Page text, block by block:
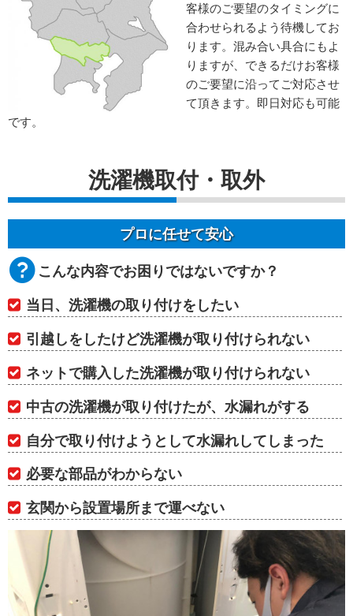
客様のご要望のタイミングに
合わせられるよう待機してお
ります。混み合い具合にもよ
りますが、できるだけお客様
のご要望に沿ってご対応させ
て頂きます。即日対応も可能
です。
洗濯機取付・取外
プロに任せて安心
こんな内容でお困りではないですか？
当日、洗濯機の取り付けをしたい
引越しをしたけど洗濯機が取り付けられない
ネットで購入した洗濯機が取り付けられない
中古の洗濯機が取り付けたが、水漏れがする
自分で取り付けようとして水漏れしてしまった
必要な部品がわからない
玄関から設置場所まで運べない